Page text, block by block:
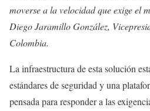
moverse a la velocidad que exige el
Diego Jaramillo González,
Colombia.
La infraestructura de esta solución
estándares de seguridad y una
pensada para responder a las